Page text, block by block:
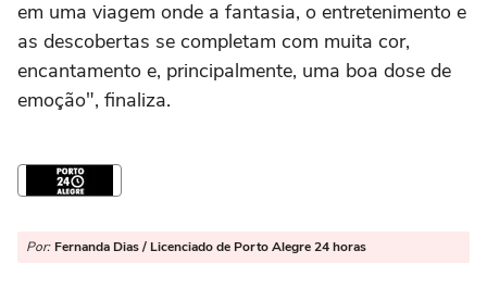
em uma viagem onde a fantasia, o entretenimento e
as descobertas se completam com muita cor,
encantamento e, principalmente, uma boa dose de
emoção", finaliza.
Por: Fernanda Dias / Licenciado de Porto Alegre 24 horas